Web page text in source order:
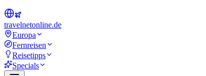
travelnetonline.de
Europa
Fernreisen
Reisetipps
Specials